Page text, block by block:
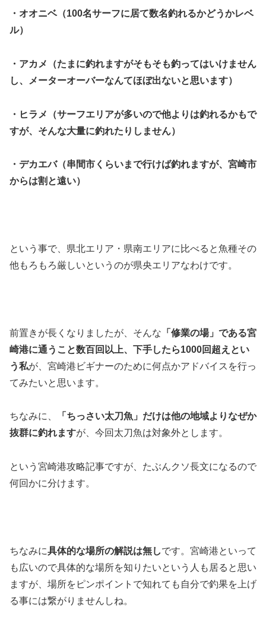
・オオニベ（100名サーフに居て数名釣れるかどうかレベ
ル）
・アカメ（たまに釣れますがそもそも釣ってはいけません
し、メーターオーバーなんてほぼ出ないと思います）
・ヒラメ（サーフエリアが多いので他よりは釣れるかもで
すが、そんな大量に釣れたりしません）
・デカエバ（串間市くらいまで行けば釣れますが、宮崎市
からは割と遠い）
という事で、県北エリア・県南エリアに比べると魚種その
他もろもろ厳しいというのが県央エリアなわけです。
前置きが長くなりましたが、そんな 「修業の場」である宮
崎港に通うこと数百回以上、下手したら1000回超えとい
う私が、宮崎港ビギナーのために何点かアドバイスを行っ
てみたいと思います。
ちなみに、
「ちっさい太刀魚」だけは他の地域よりなぜか
抜群に釣れますが、今回太刀魚は対象外とします。
という宮崎港攻略記事ですが、たぶんクソ長文になるので
何回かに分けます。
ちなみに具体的な場所の解説は無しです。宮崎港といって
も広いので具体的な場所を知りたいという人も居ると思い
ますが、場所をピンポイントで知れても自分で釣果を上げ
る事には繋がりませんしね。